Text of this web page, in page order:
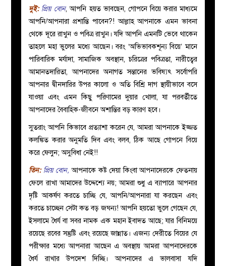
দুই: প্রিয় বোন, আপনি হয়ত ভাবছেন, গোপনে বিয়ে করার মাধ্যমে
আপনি/আপনারা প্রশান্তি পাবেন?! আল্লাহ আপনাকে এমন ভাবনা
থেকে দূরে রাখুন ও পবিত্র রাখুন। যদি আপনি এমনটি ভেবে থাকেন
তাহলে মহা ভুলের মধ্যে আছেন। বরং ‘অভিভাবকশূন্য বিয়ে’ মানে
পারিবারিক মর্যাদা, সামাজিক অবস্থান, চরিত্রের পবিত্রতা, নারীত্বের
আমানতদারিতা, আপনাদের অনাগত সন্তানের ভবিষ্যৎ সর্বোপরি
আপনার দ্বীনদারির উপর কালো ও অতি বিশ্রি দাগ স্থায়ীভাবে বসে
যাওয়া এবং এমন কিছু পরিণামের দুয়ার খোলা, যা পরবর্তীতে
আপনাদের বৈবাহিক-জীবনে অশান্তির বড় কারণ হবে।
সুতরাং আপনি কিভাবে প্রত্যাশা করেন যে, আমরা আপনাকে ইজ্জত
কলঙ্কিত করার অনুমতি দিব এবং বলব, ঠিক আছে গোপনে বিয়ে
করে ফেলুন; অসুবিধা নেই!!
তিন: প্রিয় বোন, আপনাকে কষ্ট দেয়া কিংবা আপনাদেরকে ফেতনায়
ফেলে রাখা আমাদের উদ্দেশ্যে নয়; আমরা শুধু এ ব্যাপারে আপনার
দৃষ্টি আকর্ষণ করতে চাচ্ছি যে, আপনি/আপনারা যা করছেন এবং
করতে চাচ্ছেন সেটা কত বড় জঘন্য! আপনি হয়তো ভুলে গেছেন যে,
ইসলামে ধৈর্য বা সবর নামক এক মহান ইবাদত আছে; যার বিনিময়ে
রয়েছে রবের সন্তুষ্টি এবং রয়েছে জান্নাত। এজন্য দেরীতে বিয়ের যে
পরীক্ষার মধ্যে আপনারা আছেন এ অবস্থায় আমরা আপনাদেরকে
ধৈর্য রাখার উপদেশ দিচ্ছি। আপনাদের এ ভালবাসা যদি